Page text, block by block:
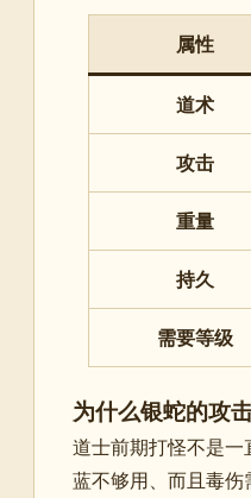
属性
道术
攻击
重量
持久
需要等级
为什么银蛇的攻
道士前期打怪不是
蓝不够用、而且毒